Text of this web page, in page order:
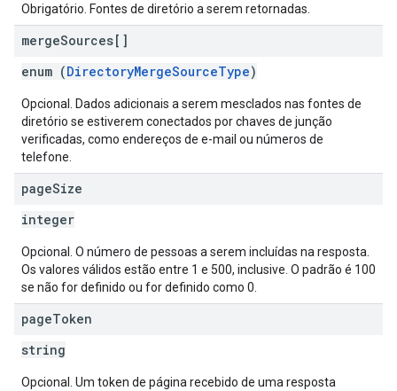
Obrigatório. Fontes de diretório a serem retornadas.
mergeSources[]
enum (DirectoryMergeSourceType)
Opcional. Dados adicionais a serem mesclados nas fontes de
diretório se estiverem conectados por chaves de junção
verificadas, como endereços de e-mail ou números de
telefone.
pageSize
integer
Opcional. O número de pessoas a serem incluídas na resposta.
Os valores válidos estão entre 1 e 500, inclusive. O padrão é 100
se não for definido ou for definido como 0.
pageToken
string
Opcional. Um token de página recebido de uma resposta